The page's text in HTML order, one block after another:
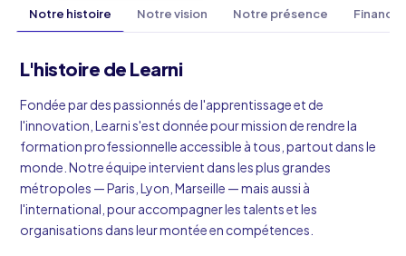
Notre histoire Notre vision Notre présence
L'histoire de Learni
Fondée par des passionnés de l'apprentissage et de
l'innovation, Learni s'est donnée pour mission de rendre la
formation professionnelle accessible à tous, partout dans le
monde. Notre équipe intervient dans les plus grandes
métropoles — Paris, Lyon, Marseille — mais aussi à
l'international, pour accompagner les talents et les
organisations dans leur montée en compétences.